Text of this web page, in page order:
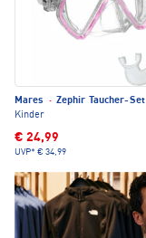
Mares · Zephir Taucher-Set
Kinder
€ 24,99
UVP* € 34,99